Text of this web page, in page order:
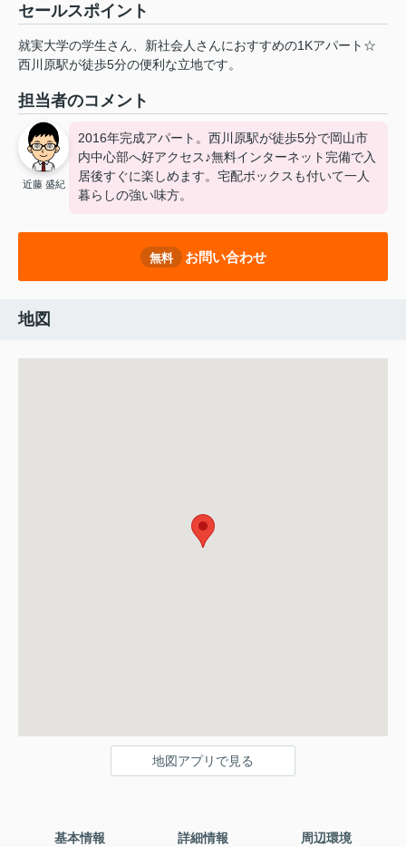
セールスポイント
就実大学の学生さん、新社会人さんにおすすめの1Kアパート☆
西川原駅が徒歩5分の便利な立地です。
担当者のコメント
近藤 盛紀
2016年完成アパート。西川原駅が徒歩5分で岡山市
内中心部へ好アクセス♪無料インターネット完備で入
居後すぐに楽しめます。宅配ボックスも付いて一人
暮らしの強い味方。
無料 お問い合わせ
地図
地図アプリで見る
基本情報 詳細情報 周辺環境